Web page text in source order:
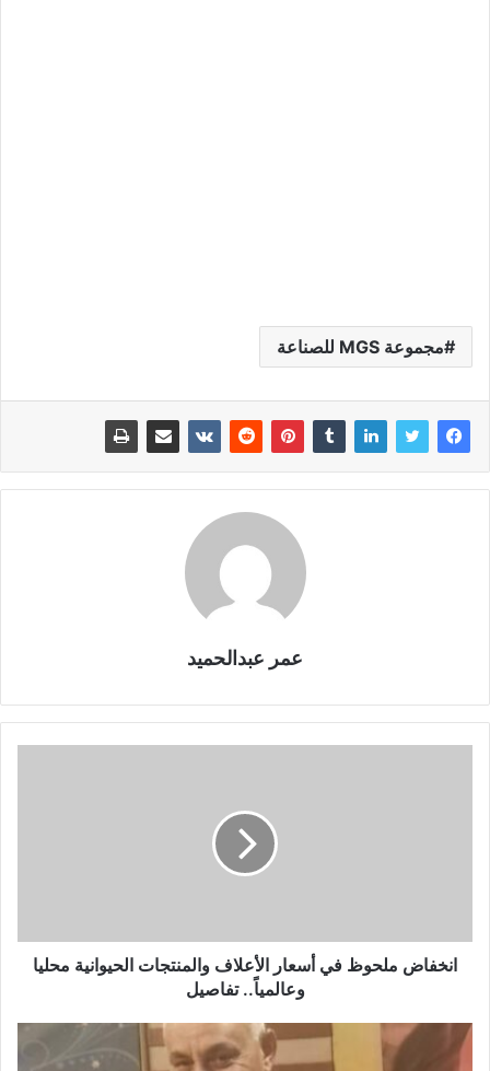
مجموعة MGS للصناعة
عمر عبدالحميد
انخفاض ملحوظ في أسعار الأعلاف والمنتجات الحيوانية محليا
وعالمياً.. تفاصيل